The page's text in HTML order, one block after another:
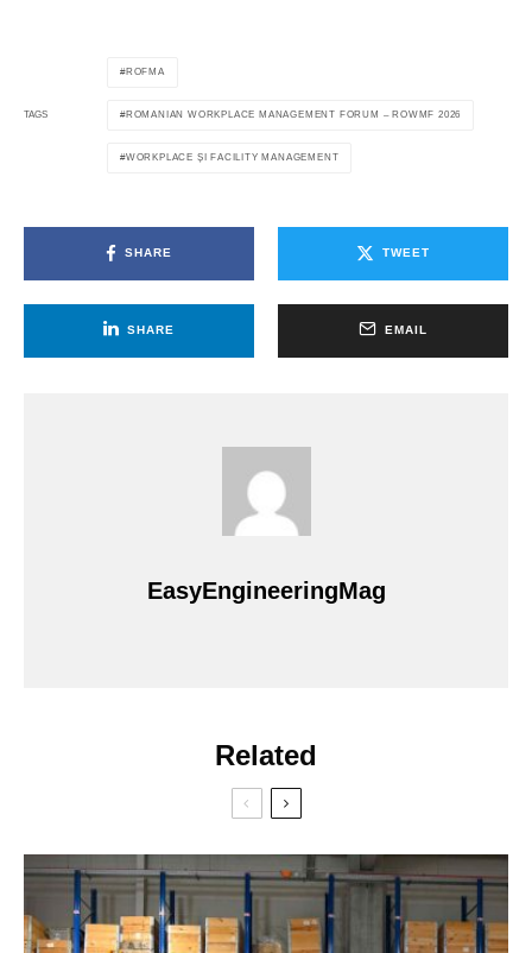
TAGS
ROFMA
ROMANIAN WORKPLACE MANAGEMENT FORUM – ROWMF 2026
WORKPLACE ȘI FACILITY MANAGEMENT
SHARE TWEET
SHARE EMAIL
EasyEngineeringMag
Related